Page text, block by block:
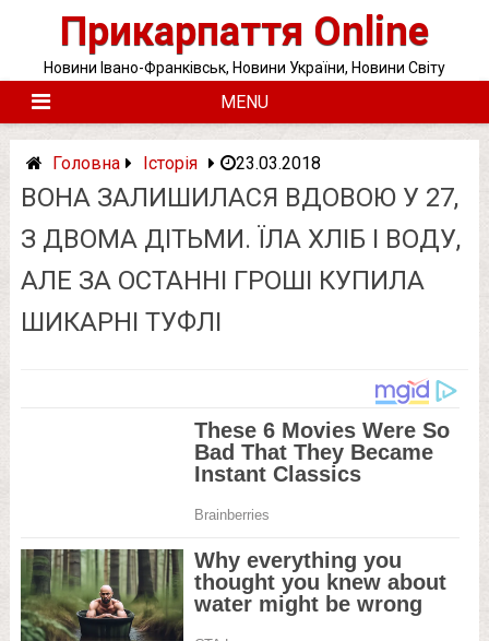
Прикарпаття Online
Новини Івано-Франківськ, Новини України, Новини Світу
MENU
Головна Історія 23.03.2018
ВОНА ЗАЛИШИЛАСЯ ВДОВОЮ У 27,
З ДВОМА ДІТЬМИ. ЇЛА ХЛІБ І ВОДУ,
АЛЕ ЗА ОСТАННІ ГРОШІ КУПИЛА
ШИКАРНІ ТУФЛІ